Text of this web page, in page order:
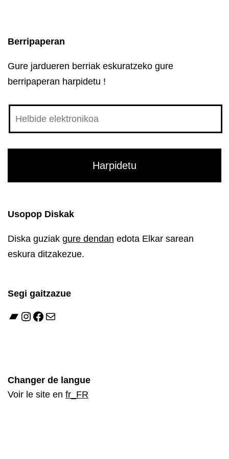
Berripaperan
Gure jardueren berriak eskuratzeko gure
berripaperan harpidetu !
Usopop Diskak
Diska guziak gure dendan edota Elkar sarean
eskura ditzakezue.
Segi gaitzazue
Bandcamp
Instagram
Facebook
Mail
Changer de langue
Voir le site en fr_FR